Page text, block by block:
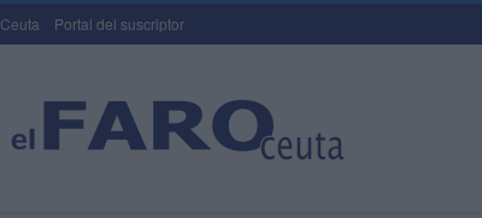
Portal del suscriptor